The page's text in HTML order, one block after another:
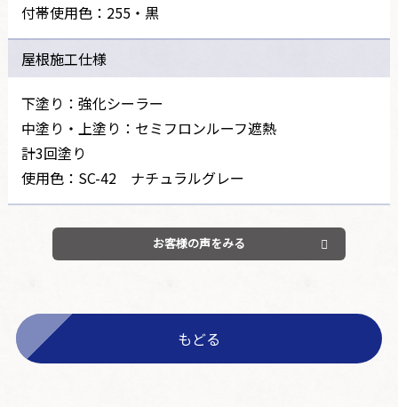
付帯使用色：255・黒
屋根施工仕様
下塗り：強化シーラー
中塗り・上塗り：セミフロンルーフ遮熱
計3回塗り
使用色：SC-42 ナチュラルグレー
お客様の声をみる
もどる